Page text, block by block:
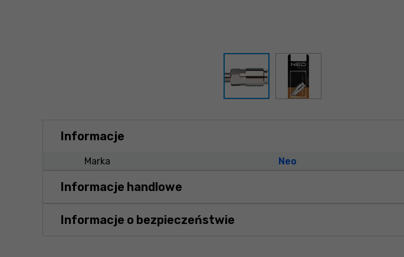
Informacje
Marka Neo
Informacje handlowe
Informacje o bezpieczeństwie